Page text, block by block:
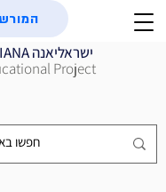
ISRAELIANA ישראליאנה
Project